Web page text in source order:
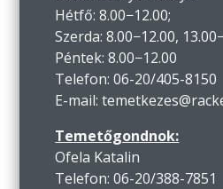
Hétfő: 8.00−12.00;
Szerda: 8.00−12.00,
Péntek: 8.00−12.00
Telefon: 06-20/405-8150
E-mail:
Temetőgondnok:
Ofela Katalin
Telefon: 06-20/388-7851